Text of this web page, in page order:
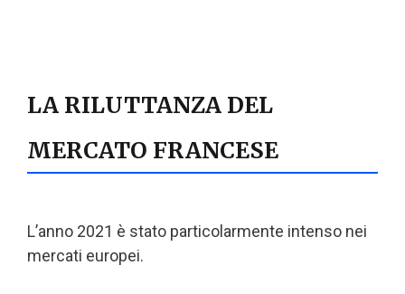
LA RILUTTANZA DEL
MERCATO FRANCESE
L’anno 2021 è stato particolarmente intenso nei
mercati europei.